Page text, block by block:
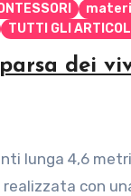
TUTTI GLI ARTICOLI
dei
lunga 4,6
con